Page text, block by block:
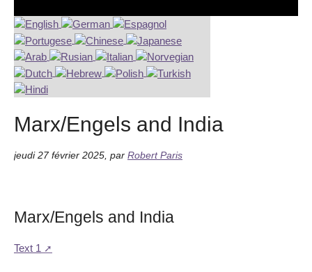
Marx/Engels and India
jeudi 27 février 2025 par Robert Paris
Marx/Engels and India
Text 1